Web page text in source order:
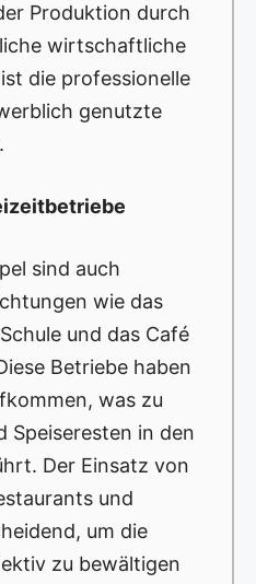
Produktion durch
wirtschaftliche
die professionelle
genutzte
sind auch
wie das
und das Café
Betriebe haben
was zu
Speiseresten in den
Der Einsatz von
und
um die
zu bewältigen